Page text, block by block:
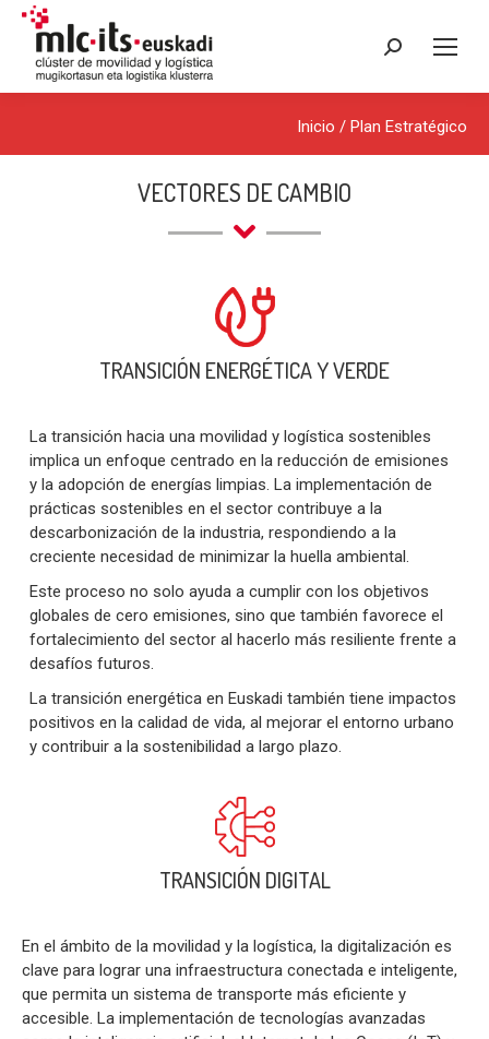
Buscar:
Inicio / Plan Estratégico
VECTORES DE CAMBIO
TRANSICIÓN ENERGÉTICA Y VERDE
La transición hacia una movilidad y logística sostenibles
implica un enfoque centrado en la reducción de emisiones
y la adopción de energías limpias. La implementación de
prácticas sostenibles en el sector contribuye a la
descarbonización de la industria, respondiendo a la
creciente necesidad de minimizar la huella ambiental.
Este proceso no solo ayuda a cumplir con los objetivos
globales de cero emisiones, sino que también favorece el
fortalecimiento del sector al hacerlo más resiliente frente a
desafíos futuros.
La transición energética en Euskadi también tiene impactos
positivos en la calidad de vida, al mejorar el entorno urbano
y contribuir a la sostenibilidad a largo plazo.
TRANSICIÓN DIGITAL
En el ámbito de la movilidad y la logística, la digitalización es
clave para lograr una infraestructura conectada e inteligente,
que permita un sistema de transporte más eficiente y
accesible. La implementación de tecnologías avanzadas